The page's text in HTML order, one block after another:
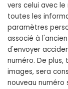
vers celui avec
toutes les
paramètres
associé à
d'envoyer
numéro. De
images, sera
nouveau